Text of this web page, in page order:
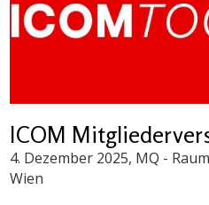
ICOM
4. Dezember 2025, MQ -
Wien